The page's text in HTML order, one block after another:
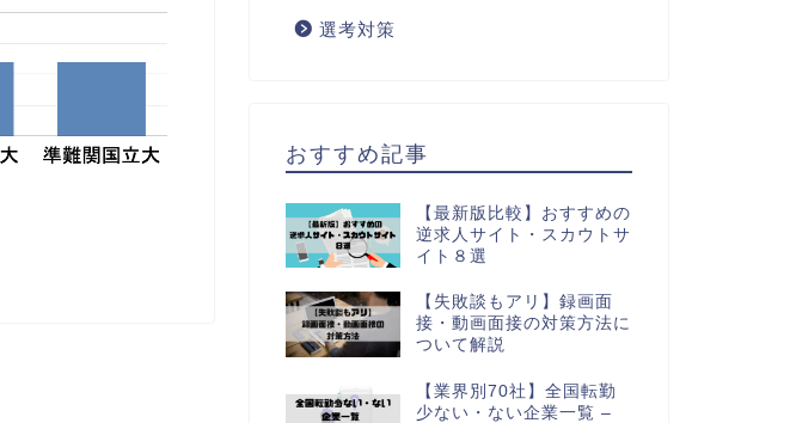
選考対策
おすすめ記事
【最新版比較】おすすめの
逆求人サイト・スカウトサ
イト８選
【失敗談もアリ】録画面
接・動画面接の対策方法に
ついて解説
【業界別70社】全国転勤
少ない・ない企業一覧 –